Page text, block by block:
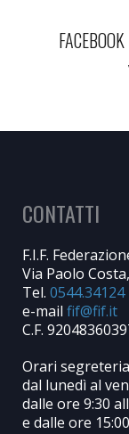
FACEBOOK
CONTATTI
F.I.F.
Via Paolo
Tel. 0544.34124
e-mail
C.F.
Orari
dal lunedì al
dalle ore 9:30
e dalle ore